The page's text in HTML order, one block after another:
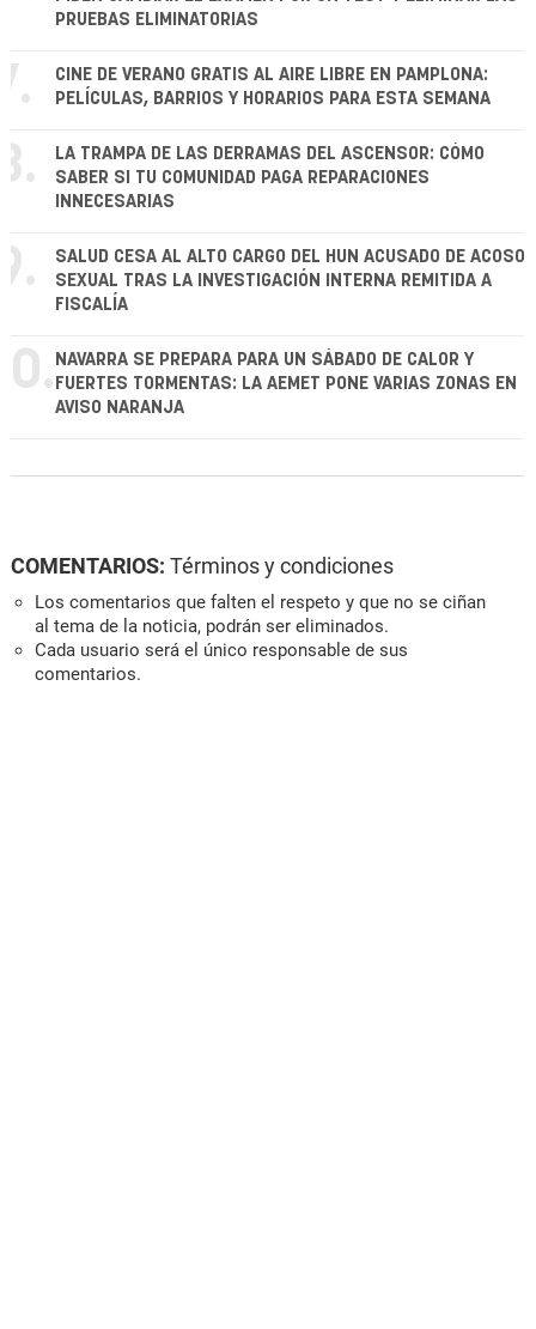
PRUEBAS ELIMINATORIAS
CINE DE VERANO GRATIS AL AIRE LIBRE EN PAMPLONA:
PELÍCULAS, BARRIOS Y HORARIOS PARA ESTA SEMANA
LA TRAMPA DE LAS DERRAMAS DEL ASCENSOR: CÓMO
SABER SI TU COMUNIDAD PAGA REPARACIONES
INNECESARIAS
SALUD CESA AL ALTO CARGO DEL HUN ACUSADO DE ACOSO
SEXUAL TRAS LA INVESTIGACIÓN INTERNA REMITIDA A
FISCALÍA
NAVARRA SE PREPARA PARA UN SÁBADO DE CALOR Y
FUERTES TORMENTAS: LA AEMET PONE VARIAS ZONAS EN
AVISO NARANJA
COMENTARIOS: Términos y condiciones
Los comentarios que falten el respeto y que no se ciñan
al tema de la noticia, podrán ser eliminados.
Cada usuario será el único responsable de sus
comentarios.